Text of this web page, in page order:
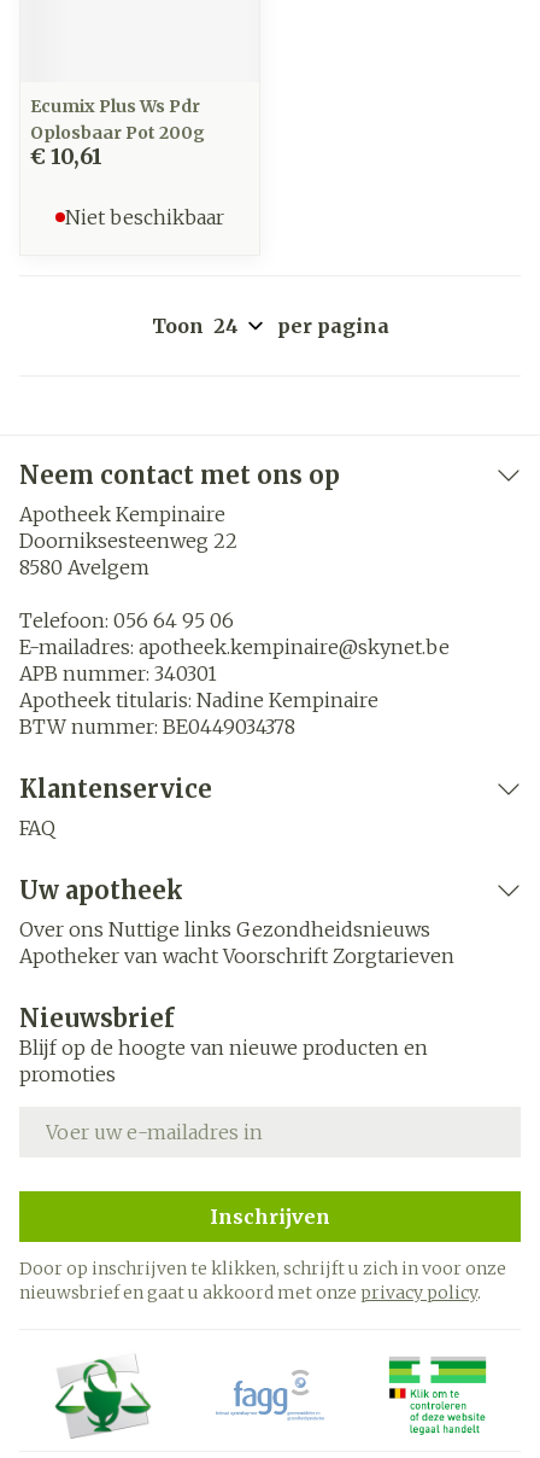
Ecumix Plus Ws Pdr
Oplosbaar Pot 200g
€ 10,61
Niet beschikbaar
Toon per pagina
Neem contact met ons op
Apotheek Kempinaire
Doorniksesteenweg 22
8580 Avelgem
Telefoon: 056 64 95 06
E-mailadres: apotheek.kempinaire@skynet.be
APB nummer: 340301
Apotheek titularis: Nadine Kempinaire
BTW nummer: BE0449034378
Klantenservice
FAQ
Uw apotheek
Over ons Nuttige links Gezondheidsnieuws
Apotheker van wacht Voorschrift Zorgtarieven
Nieuwsbrief
Blijf op de hoogte van nieuwe producten en
promoties
Inschrijven
Door op inschrijven te klikken, schrijft u zich in voor onze
nieuwsbrief en gaat u akkoord met onze privacy policy.